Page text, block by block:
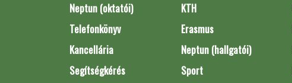
Neptun (oktatói)
Telefonkönyv
Kancellária
Segítségkérés
KTH
Erasmus
Neptun (hallgatói)
Sport